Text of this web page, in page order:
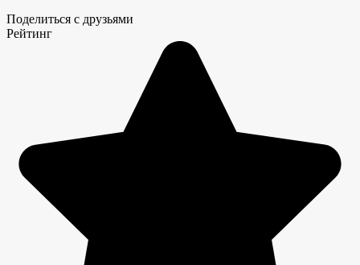
Поделиться с друзьями
Рейтинг